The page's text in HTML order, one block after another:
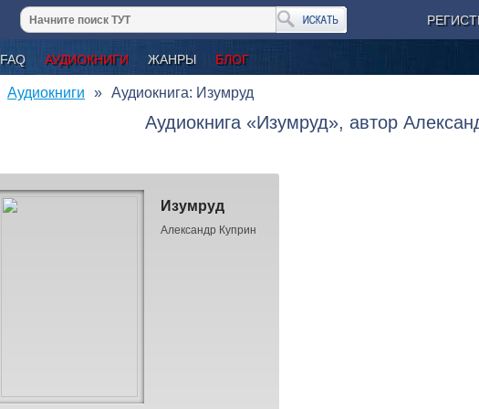
FAQ АУДИОКНИГИ ЖАНРЫ БЛОГ
Аудиокниги Аудиокнига: Изумруд
Аудиокнига «Изумруд», автор
Изумруд
Александр Куприн